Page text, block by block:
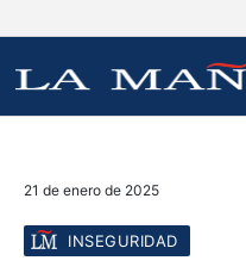
21 de enero de 2025
INSEGURIDAD